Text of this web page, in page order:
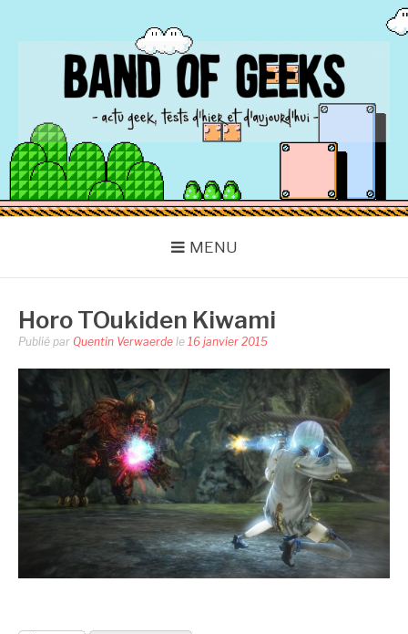
BAND OF GEEKS
Actu Geek d'hier et d'aujourd'hui
MENU
Horo TOukiden Kiwami
Publié par Quentin Verwaerde le 16 janvier 2015